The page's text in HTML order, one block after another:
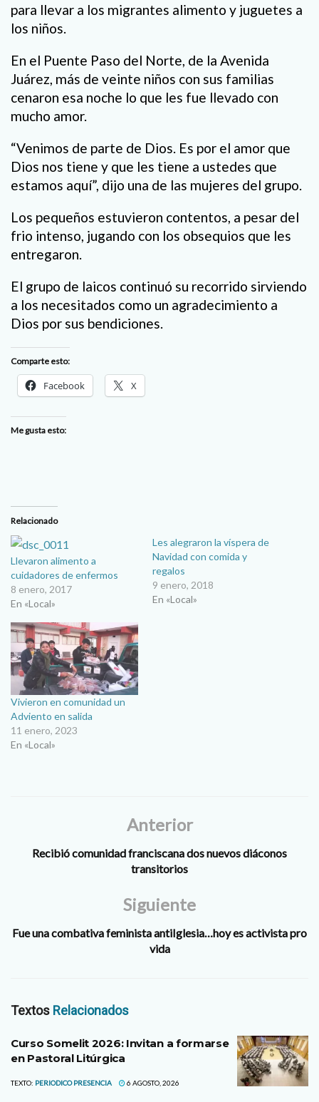
para llevar a los migrantes alimento y juguetes a
los niños.
En el Puente Paso del Norte, de la Avenida
Juárez, más de veinte niños con sus familias
cenaron esa noche lo que les fue llevado con
mucho amor.
“Venimos de parte de Dios. Es por el amor que
Dios nos tiene y que les tiene a ustedes que
estamos aquí”, dijo una de las mujeres del grupo.
Los pequeños estuvieron contentos, a pesar del
frio intenso, jugando con los obsequios que les
entregaron.
El grupo de laicos continuó su recorrido sirviendo
a los necesitados como un agradecimiento a
Dios por sus bendiciones.
Comparte esto:
Facebook X
Me gusta esto:
Relacionado
Llevaron alimento a
cuidadores de enfermos
8 enero, 2017
En «Local»
Les alegraron la víspera de
Navidad con comida y
regalos
9 enero, 2018
En «Local»
Vivieron en comunidad un
Adviento en salida
11 enero, 2023
En «Local»
Anterior
Recibió comunidad franciscana dos nuevos diáconos
transitorios
Siguiente
Fue una combativa feminista antiIglesia…hoy es activista pro
vida
Textos Relacionados
Curso Somelit 2026: Invitan a formarse
en Pastoral Litúrgica
TEXTO: PERIODICO PRESENCIA 6 AGOSTO, 2026